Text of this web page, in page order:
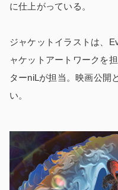
に仕上がっている。
ジャケットイラストは、
ャケットアートワークを
ターniLが担当。映画公開
い。